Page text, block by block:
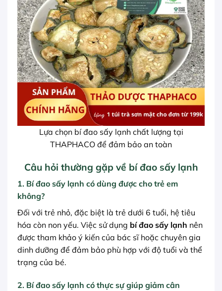
Lựa chọn bí đao sấy lạnh chất lượng tại
THAPHACO để đảm bảo an toàn
Câu hỏi thường gặp về bí đao sấy lạnh
1. Bí đao sấy lạnh có dùng được cho trẻ em
không?
Đối với trẻ nhỏ, đặc biệt là trẻ dưới 6 tuổi, hệ tiêu
hóa còn non yếu. Việc sử dụng bí đao sấy lạnh nên
được tham khảo ý kiến của bác sĩ hoặc chuyên gia
dinh dưỡng để đảm bảo phù hợp với độ tuổi và thể
trạng của bé.
2. Bí đao sấy lạnh có thực sự giúp giảm cân